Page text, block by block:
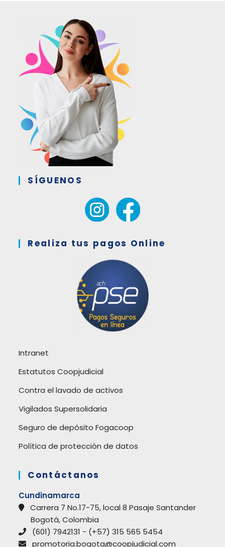
SÍGUENOS
Realiza tus pagos Online
Intranet
Estatutos Coopjudicial
Contra el lavado de activos
Vigilados Supersolidaria
Seguro de depósito Fogacoop
Política de protección de datos
Contáctanos
Cundinamarca
Carrera 7 No.17-75, local 8 Pasaje Santander
Bogotá, Colombia
(601) 7942131 - (+57) 315 565 5454
promotoria.bogota@coopjudicial.com